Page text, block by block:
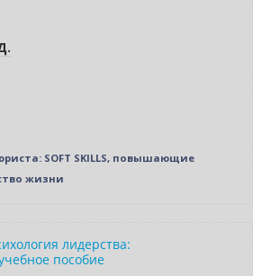
SOFT SKILLS, повышающие
жизни